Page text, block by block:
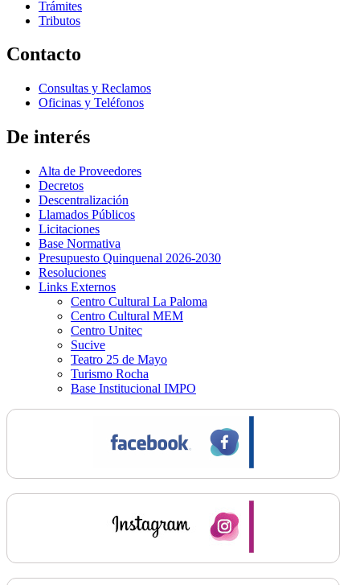
Trámites
Tributos
Contacto
Consultas y Reclamos
Oficinas y Teléfonos
De interés
Alta de Proveedores
Decretos
Descentralización
Llamados Públicos
Licitaciones
Base Normativa
Presupuesto Quinquenal 2026-2030
Resoluciones
Links Externos
Centro Cultural La Paloma
Centro Cultural MEM
Centro Unitec
Sucive
Teatro 25 de Mayo
Turismo Rocha
Base Institucional IMPO